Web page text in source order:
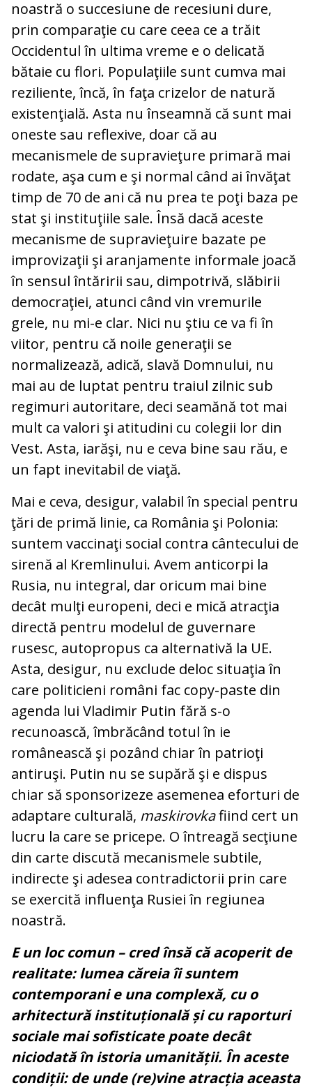
noastră o succesiune de recesiuni dure,
prin comparaţie cu care ceea ce a trăit
Occidentul în ultima vreme e o delicată
bătaie cu flori. Populaţiile sunt cumva mai
reziliente, încă, în faţa crizelor de natură
existenţială. Asta nu înseamnă că sunt mai
oneste sau reflexive, doar că au
mecanismele de supravieţure primară mai
rodate, aşa cum e şi normal când ai învăţat
timp de 70 de ani că nu prea te poţi baza pe
stat şi instituţiile sale. Însă dacă aceste
mecanisme de supravieţuire bazate pe
improvizaţii şi aranjamente informale joacă
în sensul întăririi sau, dimpotrivă, slăbirii
democraţiei, atunci când vin vremurile
grele, nu mi-e clar. Nici nu ştiu ce va fi în
viitor, pentru că noile generaţii se
normalizează, adică, slavă Domnului, nu
mai au de luptat pentru traiul zilnic sub
regimuri autoritare, deci seamănă tot mai
mult ca valori şi atitudini cu colegii lor din
Vest. Asta, iarăşi, nu e ceva bine sau rău, e
un fapt inevitabil de viaţă.
Mai e ceva, desigur, valabil în special pentru
ţări de primă linie, ca România şi Polonia:
suntem vaccinaţi social contra cântecului de
sirenă al Kremlinului. Avem anticorpi la
Rusia, nu integral, dar oricum mai bine
decât mulţi europeni, deci e mică atracţia
directă pentru modelul de guvernare
rusesc, autopropus ca alternativă la UE.
Asta, desigur, nu exclude deloc situaţia în
care politicieni români fac copy-paste din
agenda lui Vladimir Putin fără s-o
recunoască, îmbrăcând totul în ie
românească şi pozând chiar în patrioţi
antiruşi. Putin nu se supără şi e dispus
chiar să sponsorizeze asemenea eforturi de
adaptare culturală, maskirovkafiind cert un
lucru la care se pricepe. O întreagă secţiune
din carte discută mecanismele subtile,
indirecte şi adesea contradictorii prin care
se exercită influenţa Rusiei în regiunea
noastră.
E un loc comun – cred însă că acoperit de
realitate: lumea căreia îi suntem
contemporani e una complexă, cu o
arhitectură instituțională și cu raporturi
sociale mai sofisticate poate decât
niciodată în istoria umanității. În aceste
condiții: de unde (re)vine atracția aceasta